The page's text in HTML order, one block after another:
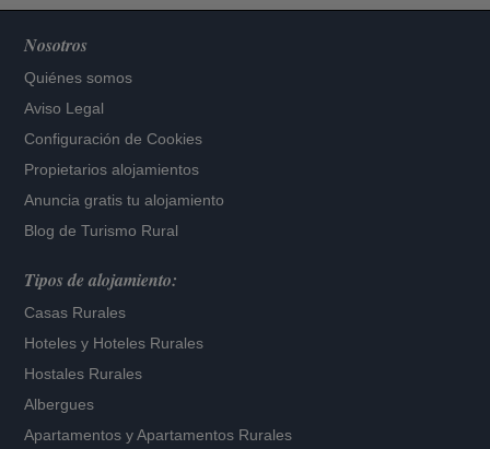
Nosotros
Quiénes somos
Aviso Legal
Configuración de Cookies
Propietarios alojamientos
Anuncia gratis tu alojamiento
Blog de Turismo Rural
Tipos de alojamiento:
Casas Rurales
Hoteles y Hoteles Rurales
Hostales Rurales
Albergues
Apartamentos yApartamentos Rurales